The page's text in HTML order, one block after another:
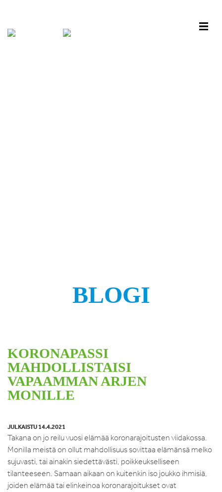
BLOGI
KORONAPASSI
MAHDOLLISTAISI
VAPAAMMAN ARJEN
MONILLE
JULKAISTU 14.4.2021
Takana on jo reilu vuosi elämää koronarajoitusten viidakossa.
Monilla meistä on ollut mahdollisuus sovittaa elämänsä melko
sujuvasti, tai ainakin siedettävästi, poikkeukselliseen
tilanteeseen. Samaan aikaan on kuitenkin iso joukko ihmisiä,
joiden elämää tai elinkeinoa koronarajoitukset ovat